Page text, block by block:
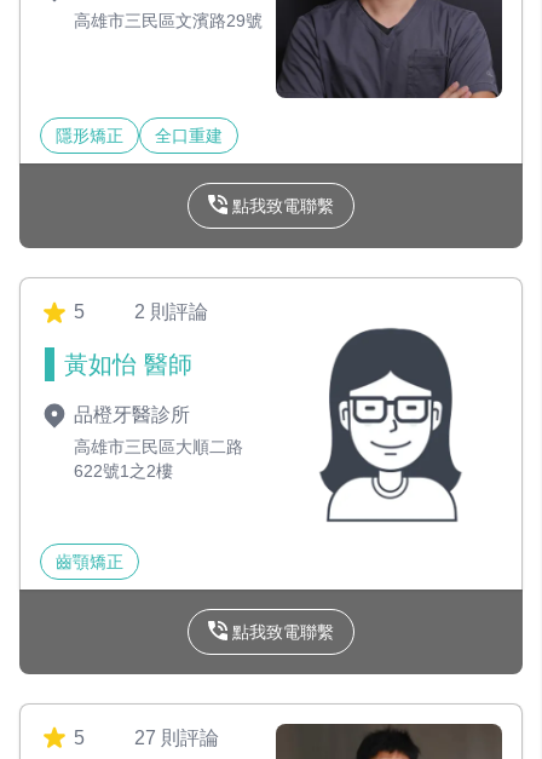
高雄市三民區文濱路29號
隱形矯正 全口重建
點我致電聯繫
5 2 則評論
黃如怡 醫師
品橙牙醫診所
高雄市三民區大順二路
622號1之2樓
齒顎矯正
點我致電聯繫
5 27 則評論